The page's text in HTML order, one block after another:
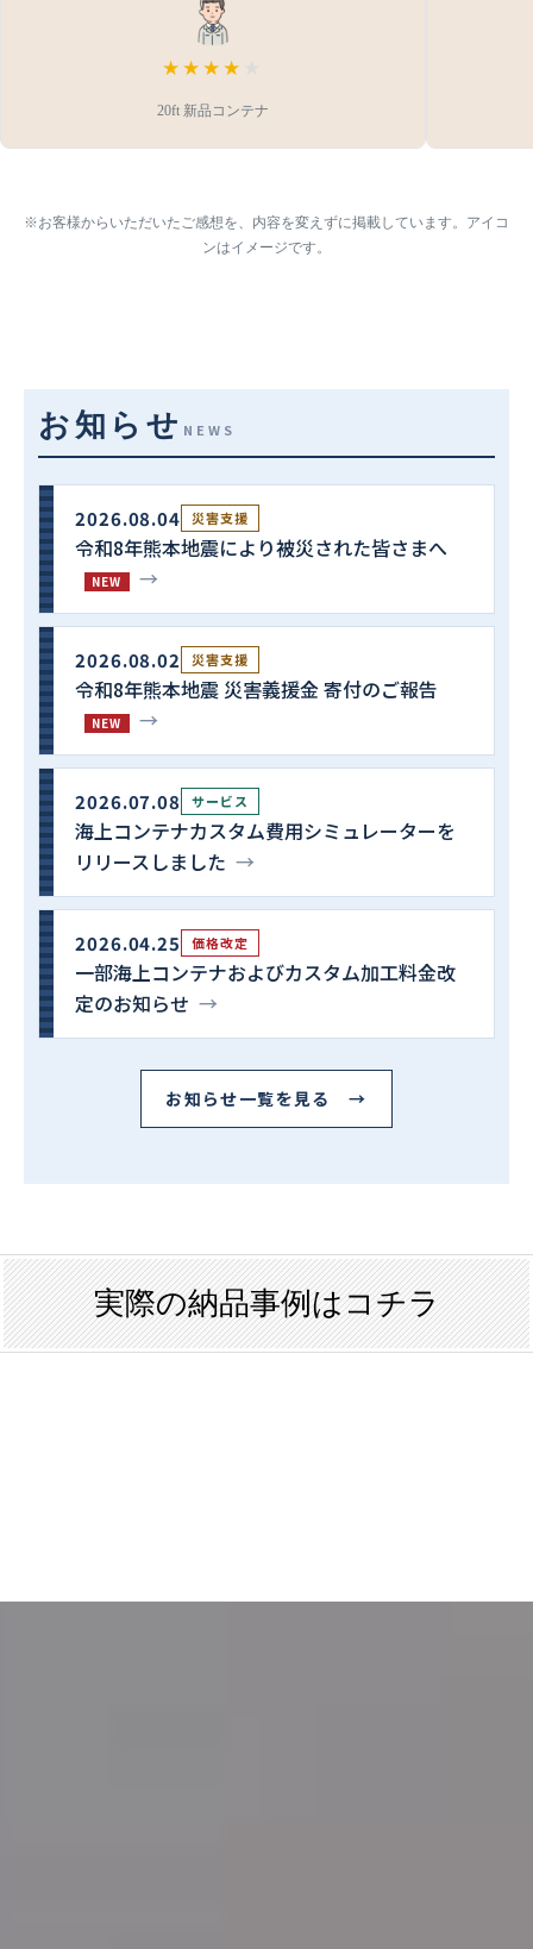
★★★★
20ft 新品コンテナ
※お客様からいただいたご感想を、内容を変えずに掲載しています。アイコ
ンはイメージです。
お知らせ NEWS
2026.08.04 災害支援
令和8年熊本地震により被災された皆さまへ
NEW →
2026.08.02 災害支援
令和8年熊本地震 災害義援金 寄付のご報告
NEW →
2026.07.08 サービス
海上コンテナカスタム費用シミュレーターを
リリースしました →
2026.04.25 価格改定
一部海上コンテナおよびカスタム加工料金改
定のお知らせ →
お知らせ一覧を見る →
実際の納品事例はコチラ